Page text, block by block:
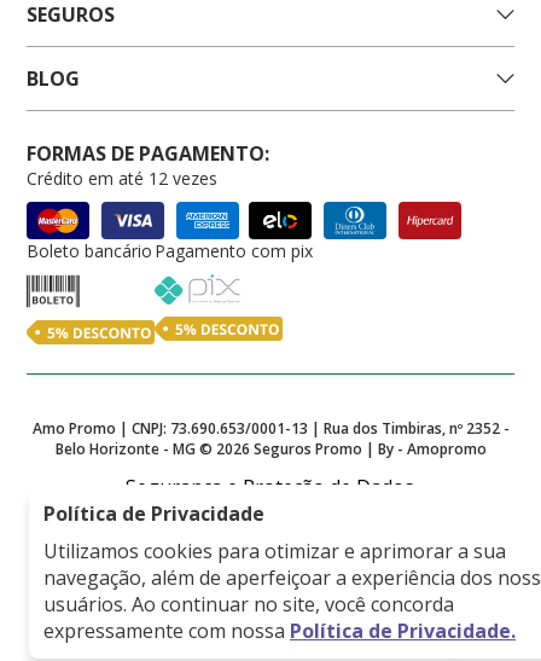
Política de Privacidade
Utilizamos cookies para otimizar e aprimorar a sua
navegação, além de aperfeiçoar a experiência dos
usuários. Ao continuar no site, você concorda
expressamente com nossa Política de Privacidade.
SEGUROS
BLOG
FORMAS DE PAGAMENTO:
Crédito em até 12 vezes
Boleto bancário Pagamento com pix
Amo Promo | CNPJ: 73.690.653/0001-13 | Rua dos Timbiras, nº 2352 -
Belo Horizonte - MG © 2026 Seguros Promo | By - Amopromo
Segurança e Proteção de Dados
Empresa associada a